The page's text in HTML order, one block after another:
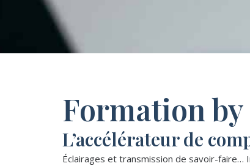
Formation
L’accélérateur de
Éclairages et transmission de savoir-faire…